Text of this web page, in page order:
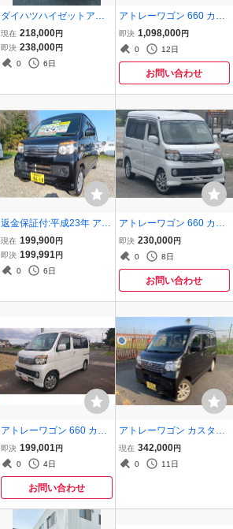
ダイハツハイゼットアト
レーワゴン約5万km 車検
R10年4月 小傷多数～全体
的に綺麗 機関好調 三重県
現在 218,000円
即決 238,000円
0
6日
アトレーワゴン 660 カス
タムターボRS リミテッド
SAIII 4WD ディスプレイ
即決 1,098,000円
0
12日
お問い合わせ
返金保証付:平成23年 アト
レーワゴン カスタムター
ボ R ナビ&TV&ETC付き
現在 199,900円
即決 199,991 円
0
6日
アトレーワゴン 660 カス
タムターボRS 4WD
即決 230,000円
0
8日
お問い合わせ
アトレーワゴン 660 カス
タムターボRS
即決 199,001 円
0
4日
お問い合わせ
アトレーワゴン カスタム
ターボR ドライブレコー
ダー付き ワンオーナー車
現在 342,000円
0
11日